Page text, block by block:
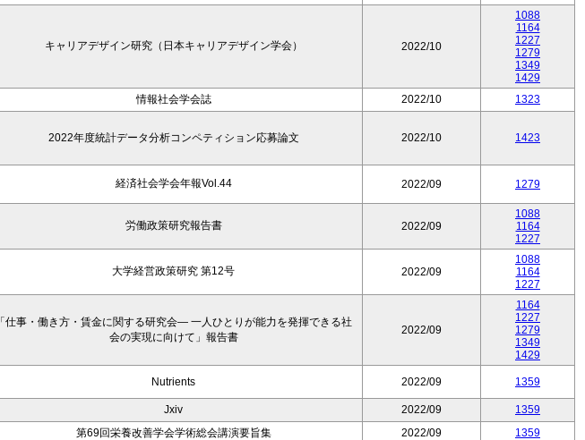
キャリアデザイン研究（日本キャリアデザイン学会） 2022/10
1088
1164
1227
1279
1349
1429
情報社会学会誌 2022/10 1323
2022年度統計データ分析コンペティション応募論文 2022/10 1423
経済社会学会年報Vol.44 2022/09 1279
労働政策研究報告書 2022/09
1088
1164
1227
大学経営政策研究 第12号 2022/09
1088
1164
1227
「仕事・働き方・賃金に関する研究会― 一人ひとりが能力を発揮できる社
会の実現に向けて」報告書
2022/09
1164
1227
1279
1349
1429
Nutrients 2022/09 1359
Jxiv 2022/09
1359
第69回栄養改善学会学術総会講演要旨集 2022/09 1359